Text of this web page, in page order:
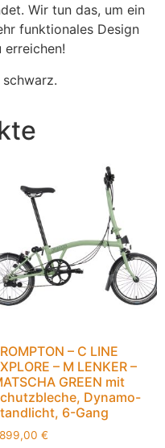
Wir tun das, um ein
funktionales Design
– C LINE
– M LENKER –
GREEN mit
Dynamo-
6-Gang
€